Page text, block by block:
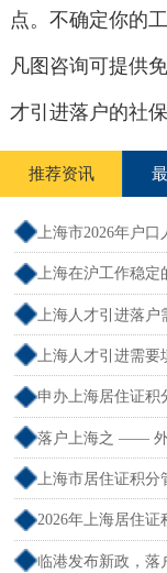
点。不确定你的
凡图咨询可提供
才引进落户的社
推荐资讯
上海市2026年户
政策文件）
上海在沪工作稳定
户怎么办理）
上海人才引进落
限）
上海人才引进需要
数吗）
申办上海居住证积
请受理通过,等待
落户上海之 —— 外
上海市居住证积分
法最全解读）
2026年上海居住
核流程）
临港发布新政，落